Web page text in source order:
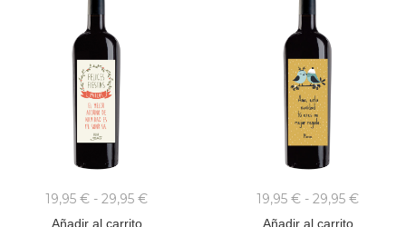
19,95 € - 29,95 €
Añadir al carrito
19,95 € - 29,95 €
Añadir al carrito